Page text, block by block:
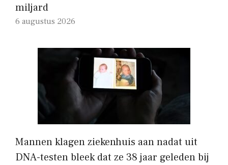
miljard
6 augustus 2026
Mannen klagen ziekenhuis aan nadat uit
DNA-testen bleek dat ze 38 jaar geleden bij